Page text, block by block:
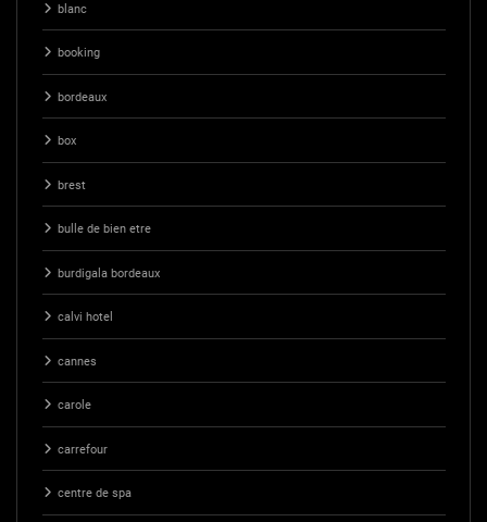
blanc
booking
bordeaux
box
brest
bulle de bien etre
burdigala bordeaux
calvi hotel
cannes
carole
carrefour
centre de spa